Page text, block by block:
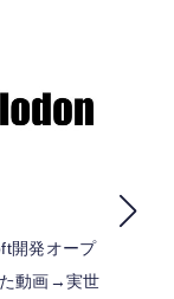
開発オープ
動画→実世